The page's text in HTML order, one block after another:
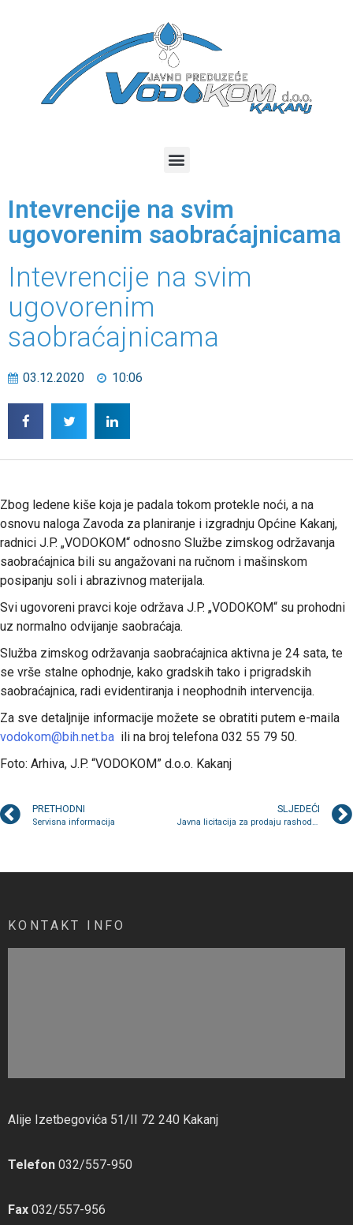
Intevrencije na svim
ugovorenim saobraćajnicama
Intevrencije na svim
ugovorenim
saobraćajnicama
03.12.2020 10:06
Zbog ledene kiše koja je padala tokom protekle noći, a na
osnovu naloga Zavoda za planiranje i izgradnju Općine Kakanj,
radnici J.P. „VODOKOM“ odnosno Službe zimskog održavanja
saobraćajnica bili su angažovani na ručnom i mašinskom
posipanju soli i abrazivnog materijala.
Svi ugovoreni pravci koje održava J.P. „VODOKOM“ su prohodni
uz normalno odvijanje saobraćaja.
Služba zimskog održavanja saobraćajnica aktivna je 24 sata, te
se vrše stalne ophodnje, kako gradskih tako i prigradskih
saobraćajnica, radi evidentiranja i neophodnih intervencija.
Za sve detaljnije informacije možete se obratiti putem e-maila
vodokom@bih.net.ba ili na broj telefona 032 55 79 50.
Foto: Arhiva, J.P. “VODOKOM” d.o.o. Kakanj
PRETHODNI
Servisna informacija
SLJEDEĆI
Javna licitacija za prodaju rashodovanih stalnih materijalnih sredstava van upotrebe
KONTAKT INFO
Alije Izetbegovića 51/II 72 240 Kakanj
Telefon 032/557-950
Fax 032/557-956